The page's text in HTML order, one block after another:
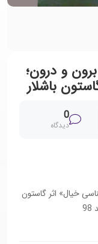
و درون؛
باشلار
0
دیدگاه
خیال» اثر گاستون